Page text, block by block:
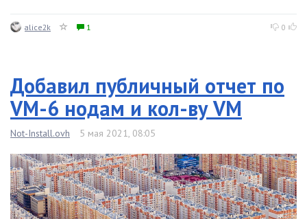
alice2k 1 0
Добавил публичный отчет по
VM-6 нодам и кол-ву VM
Not-Install.ovh 5 мая 2021, 08:05